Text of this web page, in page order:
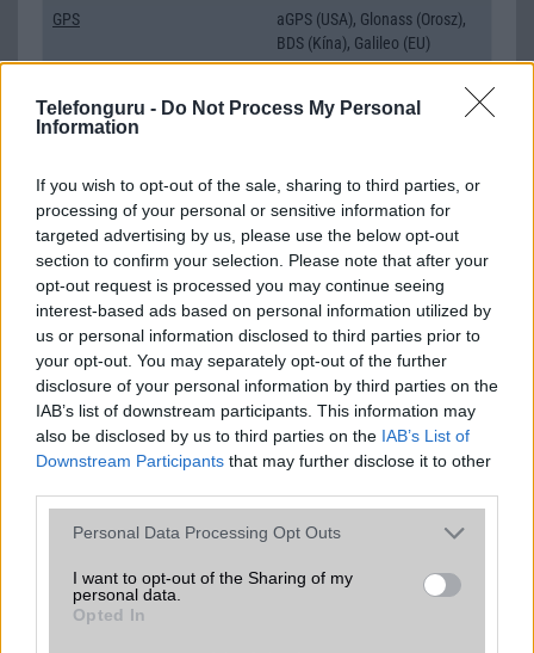
Telefonguru - Do Not Process My Personal
Information
If you wish to opt-out of the sale, sharing to third parties, or
processing of your personal or sensitive information for
targeted advertising by us, please use the below opt-out
section to confirm your selection. Please note that after your
opt-out request is processed you may continue seeing
interest-based ads based on personal information utilized by
us or personal information disclosed to third parties prior to
your opt-out. You may separately opt-out of the further
disclosure of your personal information by third parties on the
IAB’s list of downstream participants. This information may
also be disclosed by us to third parties on the IAB’s List of
Downstream Participants that may further disclose it to other
Please note that this website/app uses one or more Google
not limited to your visit or usage behaviour. You may click to
grant or deny consent to Google and its third-party tags to
use your data for below specified purposes in below Google
Personal Data Processing Opt Outs
I want to opt-out of the Sharing of my
personal data.
Opted In
GPS
aGPS (USA), Glonass (Orosz),
BDS (Kína), Galileo (EU)
AKKUMULÁTOR
Típus Li-Ion
Készenléti idő h /
Cserélhetőség
390
Beszélgetési idő h /
Gyorstöltés
Vezeték nélkül tölthetõ!
ALKALMAZÁSOK ÉS ÉRZÉKELŐK
Java Nincs
Ujjlenyomat olvasó Fingerprint sensor
SNS integráció van (alap tudással)
Organizer van (alap tudással)
T9 szótár Van
Office alkalmazások